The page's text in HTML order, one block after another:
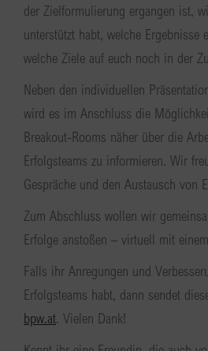
der Zielformulierung ergangen ist,
unterstützt habt, welche Ergebnisse
welche Ziele auf euch noch in der
Neben den individuellen
wird es im Anschluss die
Breakout-Rooms näher über die
Erfolgsteams zu informieren. Wir
Gespräche und den Austausch von
Zum Abschluss wollen wir
Erfolge anstoßen – virtuell mit
Falls ihr Anregungen und
Erfolgsteams habt, dann sendet
bpw.at. Vielen Dank!